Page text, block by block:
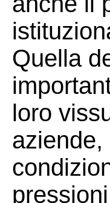
Quella
loro